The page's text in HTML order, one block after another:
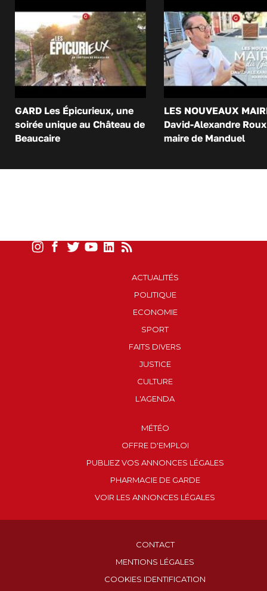
GARD Les Épicurieux, une
soirée unique au Château de
Beaucaire
LES NOUVEAUX
David-Alexandre
maire de Manduel
ACTUALITÉS
POLITIQUE
ECONOMIE
SPORT
FAITS DIVERS
JUSTICE
CULTURE
L'AGENDA
MÉTÉO
OFFRE D'EMPLOI
PUBLIEZ VOS ANNONCES LÉGALES
PHARMACIE DE GARDE
VOIR LES ANNONCES LÉGALES
CONTACT
MENTIONS LÉGALES
COOKIES IDENTIFICATION